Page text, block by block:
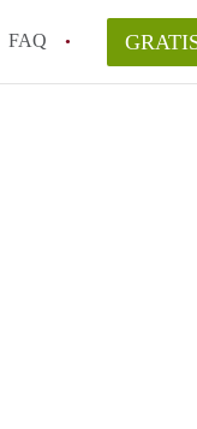
FAQ
voor de
Leeuwarden?